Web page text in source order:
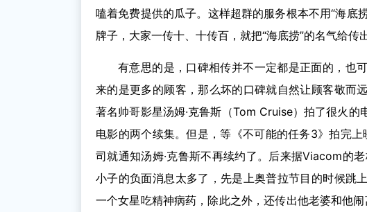
嗑着免费提供的瓜子。这样超群的服务根本不用“海底
牌子，大家一传十、十传百，就把“海底捞”的名气给传
有意思的是，口碑相传并不一定都是正面的，也
来的是更多的顾客，那么坏的口碑就自然让顾客敬而
著名帅哥影星汤姆·克鲁斯（Tom Cruise）拍了很火
电影的两个续集。但是，等《不可能的任务3》拍完
司就通知汤姆·克鲁斯不再续约了。后来据Viacom的
小子的负面消息太多了，先是上奥普拉节目的时候跳
一个女星吃精神病药，除此之外，还传出他老婆和他